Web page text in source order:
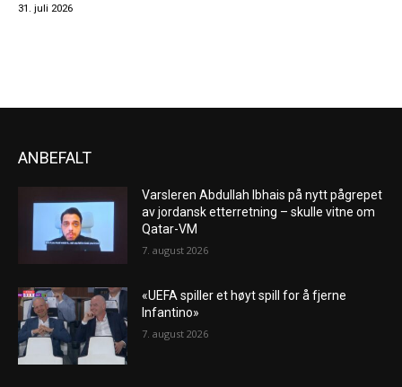
31. juli 2026
ANBEFALT
Varsleren Abdullah Ibhais på nytt pågrepet
av jordansk etterretning – skulle vitne om
Qatar-VM
7. august 2026
«UEFA spiller et høyt spill for å fjerne
Infantino»
7. august 2026